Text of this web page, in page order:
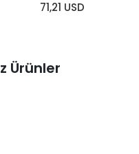
71,21 USD
Ürünler